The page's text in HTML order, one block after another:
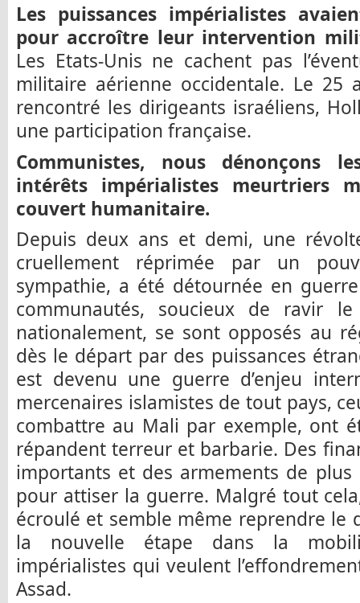
Les puissances impérialistes
pour accroître leur intervention
Les Etats-Unis ne cachent pas
militaire aérienne occidentale. Le 25
rencontré les dirigeants israéliens,
une participation française.
Communistes, nous dénonçons
intérêts impérialistes meurtriers
couvert humanitaire.
Depuis deux ans et demi, une
cruellement réprimée par un
sympathie, a été détournée en
communautés, soucieux de ravir
nationalement, se sont opposés au
dès le départ par des puissances
est devenu une guerre d’enjeu
mercenaires islamistes de tout pays,
combattre au Mali par exemple, ont
répandent terreur et barbarie. Des
importants et des armements de
pour attiser la guerre. Malgré tout
écroulé et semble même reprendre le
la nouvelle étape dans la
impérialistes qui veulent
Assad.